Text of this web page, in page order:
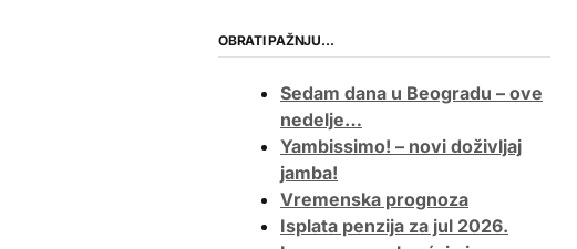
OBRATI PAŽNJU…
Sedam dana u Beogradu – ove
nedelje…
Yambissimo! – novi doživljaj
jamba!
Vremenska prognoza
Isplata penzija za jul 2026.